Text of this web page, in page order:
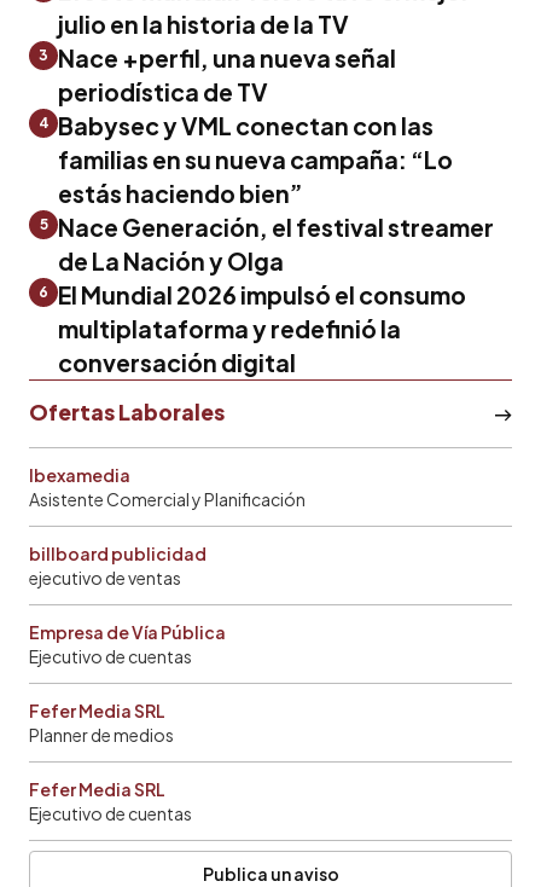
julio en la historia de la TV
3
Nace +perfil, una nueva señal
periodística de TV
4 Babysec y VML conectan con las
familias en su nueva campaña: “Lo
estás haciendo bien”
5
Nace Generación, el festival streamer
de La Nación y Olga
6
El Mundial 2026 impulsó el consumo
multiplataforma y redefinió la
conversación digital
Ofertas Laborales
Ibexamedia
Asistente Comercial y Planificación
billboard publicidad
ejecutivo de ventas
Empresa de Vía Pública
Ejecutivo de cuentas
Fefer Media SRL
Planner de medios
Fefer Media SRL
Ejecutivo de cuentas
Publica un aviso